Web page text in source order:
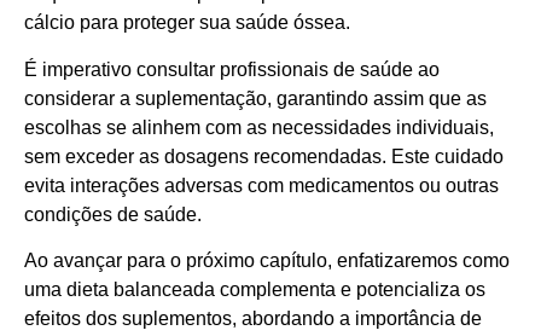
cálcio para proteger sua saúde óssea.
É imperativo consultar profissionais de saúde ao
considerar a suplementação, garantindo assim que as
escolhas se alinhem com as necessidades individuais,
sem exceder as dosagens recomendadas. Este cuidado
evita interações adversas com medicamentos ou outras
condições de saúde.
Ao avançar para o próximo capítulo, enfatizaremos como
uma dieta balanceada complementa e potencializa os
efeitos dos suplementos, abordando a importância de